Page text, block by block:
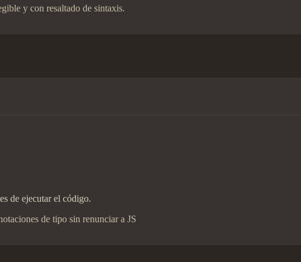
y con resaltado de sintaxis.
de ejecutar el código.
de tipo sin renunciar a JS